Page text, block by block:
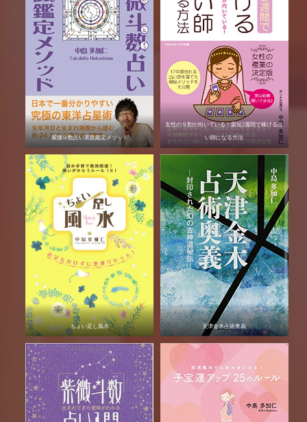
紫微斗数占い実践鑑定メソッド
女性の９割が向いている！最短2週間で稼げる占
い師になる方法
ちょい足し風水 天津金木占術奥義